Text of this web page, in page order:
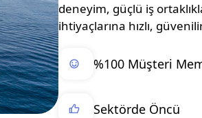
deneyim, güçlü iş
ihtiyaçlarına hızlı,
%100 Müşteri
Sektörde Öncü